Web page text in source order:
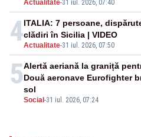
Actualitate-31 iul. 2026, 07:40
4Actualitate-31 iul. 2026, 07:50
ITALIA: 7 persoane,
clădiri în Sicilia | VIDEO
5
Social -31 iul. 2026, 07:24
Alertă aeriană la graniță
Două aeronave Eurofighter
sol